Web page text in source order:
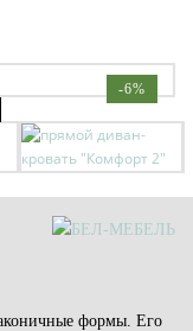
-6%
формы. Его